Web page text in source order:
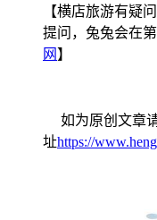
【横店旅游有疑
提问，兔兔会在
网 】
如为原创文章
址https://